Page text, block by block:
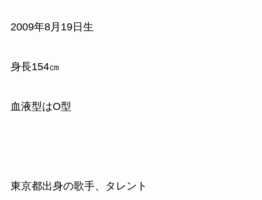
2009年8月19日生
身長154㎝
血液型はO型
東京都出身の歌手、タレント